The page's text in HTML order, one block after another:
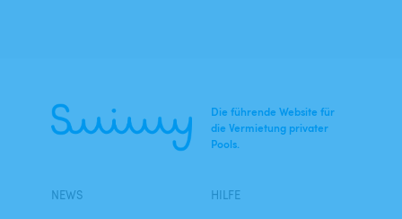
Die führende Website für
die Vermietung privater
Pools.
NEWS HILFE